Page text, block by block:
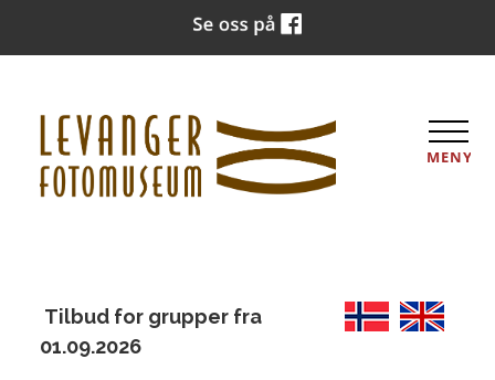
MENY
Tilbud for grupper fra
01.09.2026